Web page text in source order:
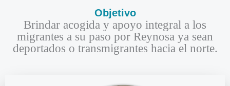
Objetivo​
Brindar acogida y apoyo integral a los
migrantes a su paso por Reynosa ya sean
deportados o transmigrantes hacia el norte.